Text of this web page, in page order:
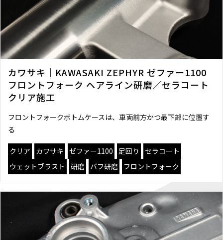
カワサキ｜KAWASAKI ZEPHYR ゼファー1100
フロントフォーク ヘアライン研磨／セラコート
クリア施工
フロントフォークボトムケースは、車両前方かつ最下部に位置す
る
クリア カワサキ ゼファー1100 足回り
セラコート
ウェットブラスト
研磨 バフ研磨 フロントフォーク